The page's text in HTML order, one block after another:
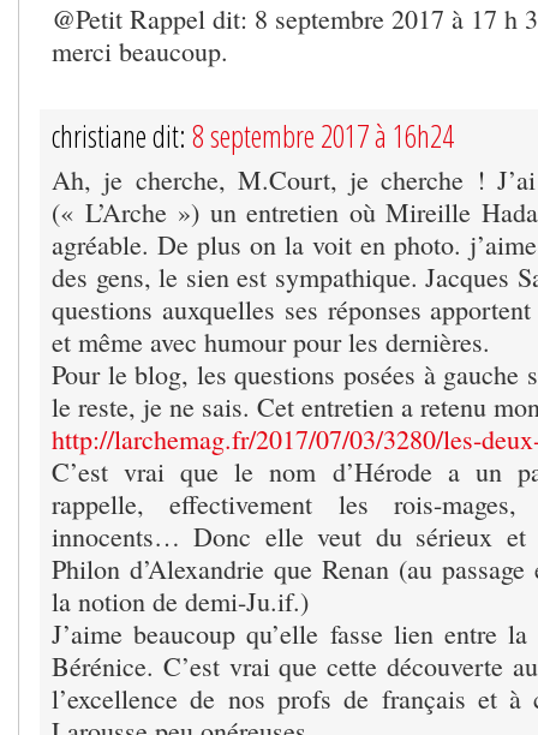
@Petit Rappel dit: 8 septembre 2017 à 17 h
merci beaucoup.
christiane dit: 8 septembre 2017 à 16h24
Ah, je cherche, M.Court, je cherche !
(« L’Arche ») un entretien où Mireille
agréable. De plus on la voit en photo.
des gens, le sien est sympathique. Jacques
questions auxquelles ses réponses
et même avec humour pour les dernières.
Pour le blog, les questions posées à
le reste, je ne sais. Cet entretien a retenu
http://larchemag.fr/2017/07/03/3280/les-
C’est vrai que le nom d’Hérode a un
rappelle, effectivement les rois-
innocents… Donc elle veut du sérieux et
Philon d’Alexandrie que Renan (au
la notion de demi-Ju.if.)
J’aime beaucoup qu’elle fasse lien entre
Bérénice. C’est vrai que cette découverte
l’excellence de nos profs de français et à